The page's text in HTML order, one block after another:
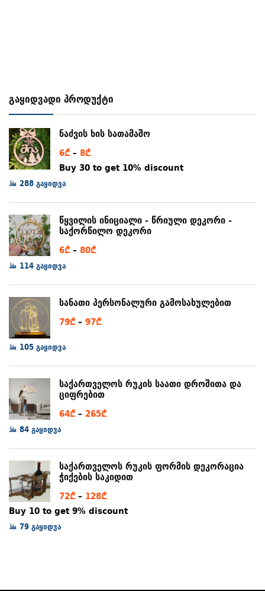
გაყიდვადი პროდუქტი
ნაძვის ხის სათამაშო
6₾ – 8₾Price
range:
Buy 30 to get 10% discount
288 გაყიდვა
წყვილის ინიციალი - წრიული დეკორი -
საქორწილო დეკორი
6₾ – 80₾Price
80₾
114 გაყიდვა
სანათი პერსონალური გამოსახულებით
79₾ – 97₾Price
through
97₾
105 გაყიდვა
საქართველოს რუკის საათი დროშითა და
ციფრებით
64₾ – 265₾Price
265₾
84 გაყიდვა
საქართველოს რუკის ფორმის დეკორაცია
ჭიქების საკიდით
72₾ – 128₾Price
range:
Buy 10 to get 9% discount
79 გაყიდვა